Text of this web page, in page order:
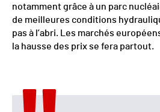
notamment grâce à un parc
de meilleures conditions
pas à l’abri. Les marchés
la hausse des prix se fera partout.